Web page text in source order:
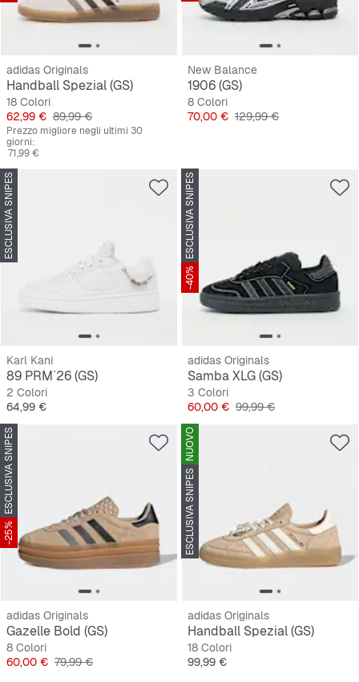
adidas Originals
Handball Spezial (GS)
18 Colori
Prezzo
62,99 € Prezzo originale
89,99 €
Prezzo migliore negli ultimi 30
giorni:
71,99 €
New Balance
1906 (GS)
8 Colori
Prezzo
70,00 € Prezzo originale
129,99 €
ESCLUSIVA SNIPES
Karl Kani
89 PRM`26 (GS)
2 Colori
Prezzo
64,99 €
ESCLUSIVA SNIPES
-40%
adidas Originals
Samba XLG (GS)
3 Colori
Prezzo
60,00 € Prezzo originale
99,99 €
ESCLUSIVA SNIPES
-25%
adidas Originals
Gazelle Bold (GS)
8 Colori
Prezzo
60,00 € Prezzo originale
79,99 €
NUOVO
ESCLUSIVA SNIPES
adidas Originals
Handball Spezial (GS)
18 Colori
Prezzo
99,99 €